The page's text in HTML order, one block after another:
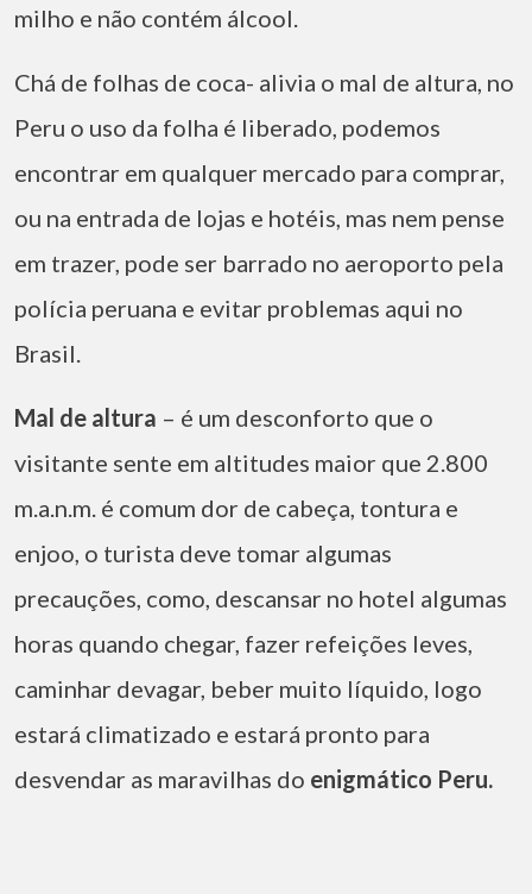
milho e não contém álcool.
Chá de folhas de coca- alivia o mal de altura, no
Peru o uso da folha é liberado, podemos
encontrar em qualquer mercado para comprar,
ou na entrada de lojas e hotéis, mas nem pense
em trazer, pode ser barrado no aeroporto pela
polícia peruana e evitar problemas aqui no
Brasil.
Mal de altura – é um desconforto que o
visitante sente em altitudes maior que 2.800
m.a.n.m. é comum dor de cabeça, tontura e
enjoo, o turista deve tomar algumas
precauções, como, descansar no hotel algumas
horas quando chegar, fazer refeições leves,
caminhar devagar, beber muito líquido, logo
estará climatizado e estará pronto para
desvendar as maravilhas do enigmático Peru.